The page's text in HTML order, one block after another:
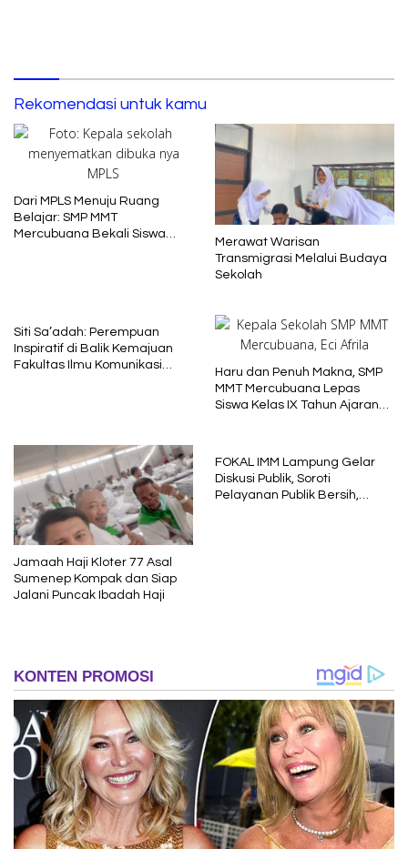
Rekomendasi untuk kamu
Dari MPLS Menuju Ruang
Belajar: SMP MMT
Mercubuana Bekali Siswa
Merawat Warisan
Transmigrasi Melalui Budaya
Sekolah
Siti Sa’adah: Perempuan
Inspiratif di Balik Kemajuan
Fakultas Ilmu Komunikasi
Haru dan Penuh Makna, SMP
MMT Mercubuana Lepas
Siswa Kelas IX Tahun Ajaran
Jamaah Haji Kloter 77 Asal
Sumenep Kompak dan Siap
Jalani Puncak Ibadah Haji
FOKAL IMM Lampung Gelar
Diskusi Publik, Soroti
Pelayanan Publik Bersih,